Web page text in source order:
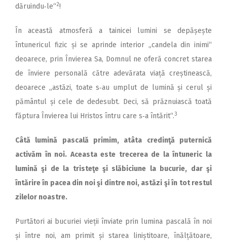
dăruindu‑le“2!
În această atmosferă a tainicei lumini se depășește
întunericul fizic și se aprinde interior „candela din inimi“
deoarece, prin Învierea Sa, Domnul ne oferă concret starea
de înviere personală către adevărata viață creștinească,
deoarece „astăzi, toate s‑au umplut de lumină și cerul și
pământul și cele de dedesubt. Deci, să prăznuiască toată
făptura Învierea lui Hristos întru care s‑a întărit“.3
Câtă lumină pascală primim, atâta credinţă puternică
activăm în noi. Aceasta este trecerea de la întuneric la
lumină şi de la tristeţe şi slăbiciune la bucurie, dar şi
întărire în pacea din noi şi dintre noi, astăzi şi în tot restul
zilelor noastre.
Purtători ai bucuriei vieții înviate prin lumina pascală în noi
și între noi, am primit și starea liniștitoare, înălțătoare,